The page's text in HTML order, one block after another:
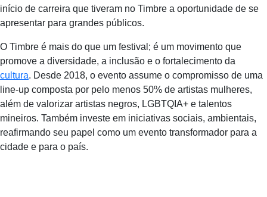
início de carreira que tiveram no Timbre a oportunidade de se
apresentar para grandes públicos.
O Timbre é mais do que um festival; é um movimento que
promove a diversidade, a inclusão e o fortalecimento da
cultura. Desde 2018, o evento assume o compromisso de uma
line-up composta por pelo menos 50% de artistas mulheres,
além de valorizar artistas negros, LGBTQIA+ e talentos
mineiros. Também investe em iniciativas sociais, ambientais,
reafirmando seu papel como um evento transformador para a
cidade e para o país.